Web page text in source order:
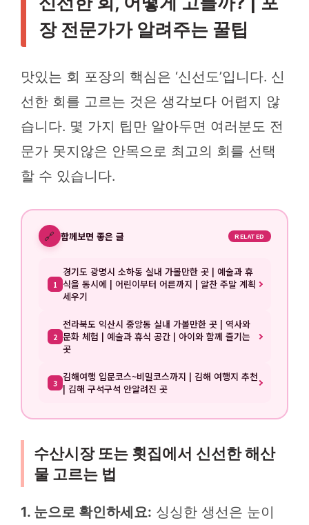
장 전문가가 알려주는 꿀팁
맛있는 회 포장의 핵심은 ‘신선도’입니다. 신
선한 회를 고르는 것은 생각보다 어렵지 않
습니다. 몇 가지 팁만 알아두면 여러분도 전
문가 못지않은 안목으로 최고의 회를 선택
할 수 있습니다.
🔗 함께보면 좋은 글 RELATED
1
경기도 광명시 소하동 실내 가볼만한 곳 | 예술과 휴
식을 동시에 | 어린이부터 어른까지 | 알찬 주말 계획
세우기
2
전라북도 익산시 중앙동 실내 가볼만한 곳 | 역사와
문화 체험 | 예술과 휴식 공간 | 아이와 함께 즐기는
곳
3 김해여행 입문코스~비밀코스까지 | 김해 여행지 추천
| 김해 구석구석 안알려진 곳
수산시장 또는 횟집에서 신선한 해산
물 고르는 법
1. 눈으로 확인하세요: 싱싱한 생선은 눈이